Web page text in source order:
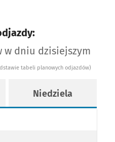
w dniu dzisiejszym
tabeli planowych odjazdów)
Niedziela